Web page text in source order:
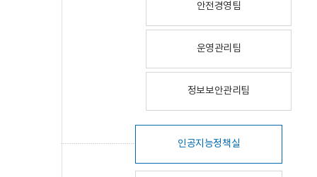
안전경영팀
운영관리팀
정보보안관리팀
인공지능정책실